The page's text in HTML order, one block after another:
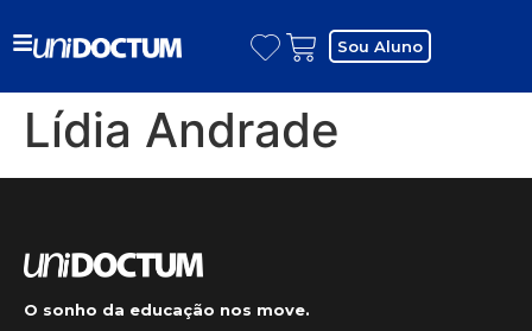
Sou Aluno
Lídia Andrade
O sonho da educação nos move.